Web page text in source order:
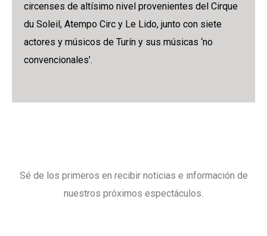
circenses de altísimo nivel provenientes del Cirque
du Soleil, Atempo Circ y Le Lido, junto con siete
actores y músicos de Turín y sus músicas ‘no
convencionales’.
Sé de los primeros en recibir noticias e información de
nuestros próximos espectáculos.